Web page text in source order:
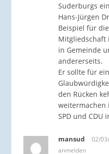
Suderburgs
Hans-Jürgen
Beispiel für
Mitgliedschaft
in Gemeinde
andererseits.
Er sollte für
den Rücken
weitermachen
SPD und CDU
mansud 02/
anmelden